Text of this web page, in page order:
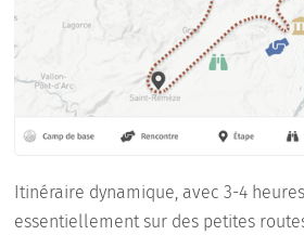
Itinéraire dynamique, avec 3-4
essentiellement sur des petites